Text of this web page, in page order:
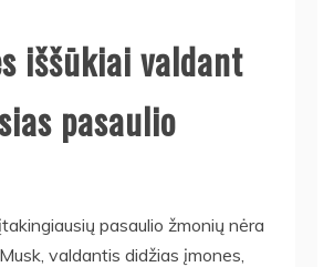
iššūkiai valdant
pasaulio
pasaulio žmonių nėra
valdantis didžias įmones,